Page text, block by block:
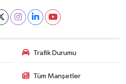
Trafik Durumu
Tüm Manşetler